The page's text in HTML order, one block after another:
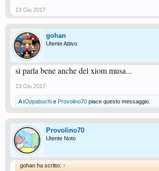
13 Giu 2017
gohan
Utente Attivo
si parla bene anche del xiom musa...
13 Giu 2017
AtOppabuchi e Provolino70 piace questo messaggio.
Provolino70
Utente Noto
gohan ha scritto: ↑